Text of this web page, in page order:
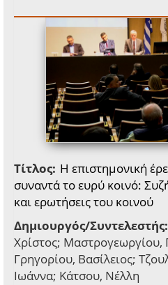
Τίτλος: Η επιστημονική
συναντά το ευρύ κοινό:
και ερωτήσεις του κοινού
Δημιουργός/Συντελεστής:
Χρίστος; Μαστρογεωργίου,
Γρηγορίου, Βασίλειος;
Ιωάννα; Κάτσου, Nέλλη